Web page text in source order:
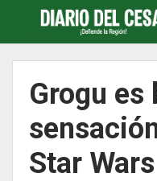
Grogu es
Star Wars